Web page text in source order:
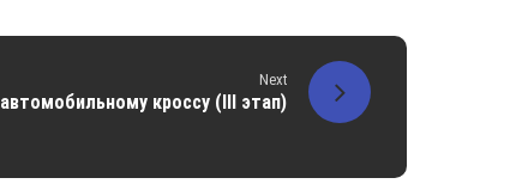
Next
кроссу (III этап)